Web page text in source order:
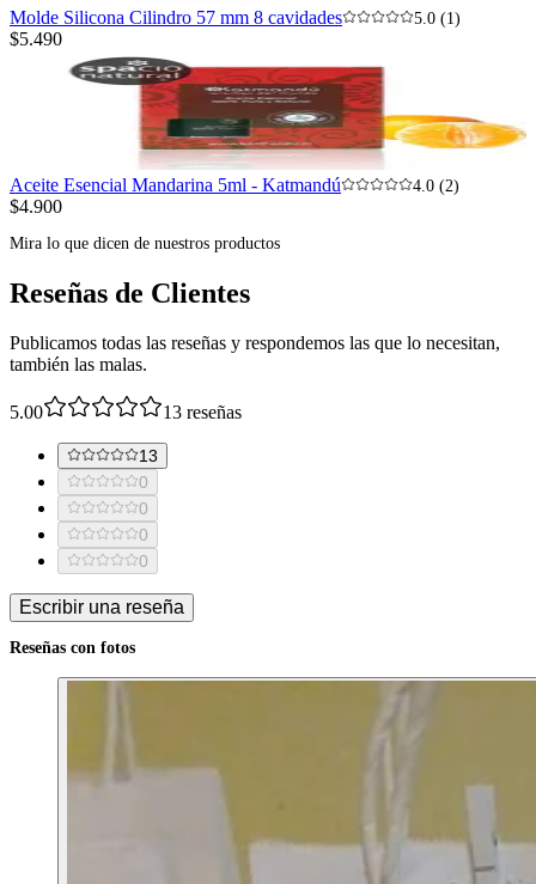
Molde Silicona Cilindro 57 mm 8 cavidades 5.0 (1)
$5.490
Aceite Esencial Mandarina 5ml - Katmandú 4.0 (2)
$4.900
Mira lo que dicen de nuestros productos
Reseñas de Clientes
Publicamos todas las reseñas y respondemos las que lo necesitan,
también las malas.
5.00 13 reseñas
13
0
0
0
0
Escribir una reseña
Reseñas con fotos